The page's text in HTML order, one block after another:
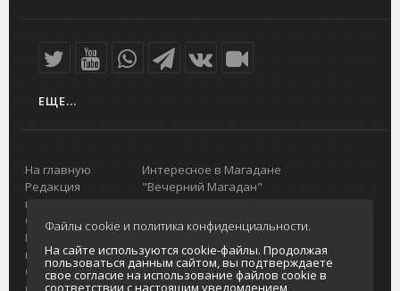
ЕЩЕ...
На главную
Редакция
портала
О проекте
Реклама на
портале
Отзывы и
Интересное в Магадане
"Вечерний Магадан"
Городская доска объявлений
Реклама
Главный туристический портал
Колымы
Политика в отношении обработки
Файлы cookie и политика конфиденциальности.
На сайте используются cookie-файлы. Продолжая
пользоваться данным сайтом, вы подтверждаете
свое согласие на использование файлов cookie в
соответствии с настоящим уведомлением,